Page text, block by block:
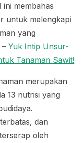
membahas
untuk melengkapi
yang
Yuk Intip Unsur-
Tanaman Sawit!
merupakan
13 nutrisi yang
dan
oleh